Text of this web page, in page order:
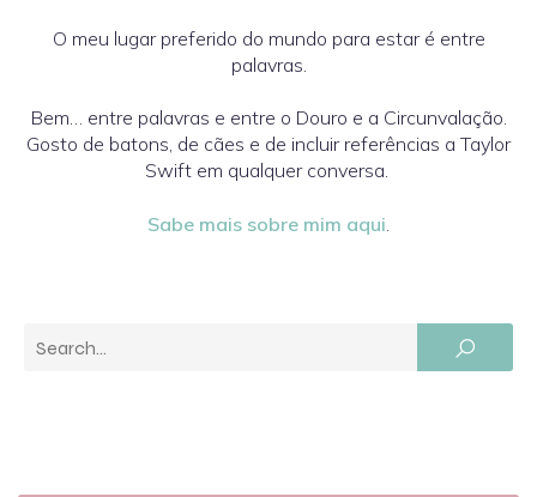
O meu lugar preferido do mundo para estar é entre
palavras.
Bem… entre palavras e entre o Douro e a Circunvalação.
Gosto de batons, de cães e de incluir referências a Taylor
Swift em qualquer conversa.
Sabe mais sobre mim aqui.